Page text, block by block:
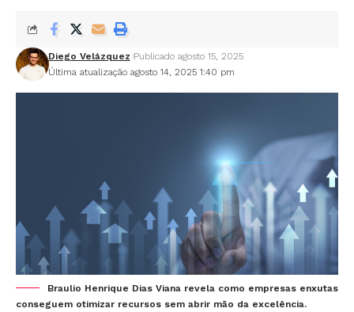
Última atualização agosto 14, 2025 1:40 pm
Diego Velázquez Publicado agosto 15, 2025
Braulio Henrique Dias Viana revela como empresas enxutas
conseguem otimizar recursos sem abrir mão da excelência.